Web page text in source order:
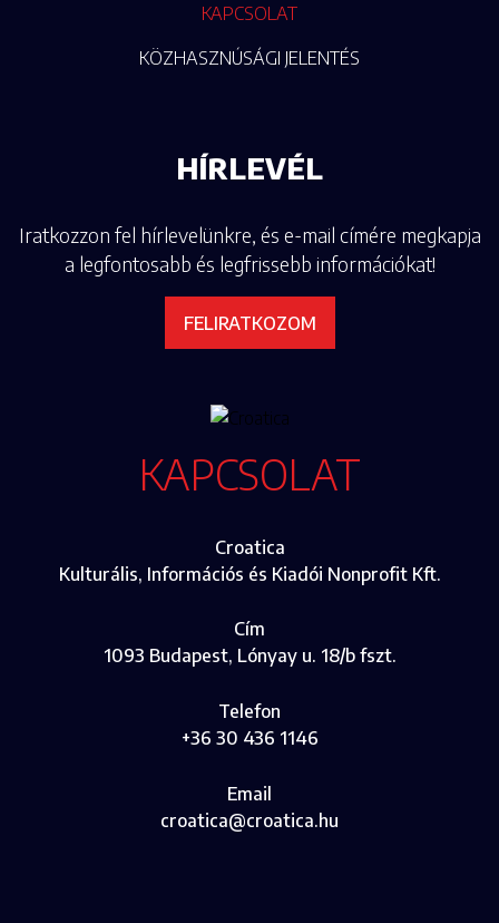
KAPCSOLAT
KÖZHASZNÚSÁGI JELENTÉS
HÍRLEVÉL
Iratkozzon fel hírlevelünkre, és e-mail címére megkapja
a legfontosabb és legfrissebb információkat!
FELIRATKOZOM
KAPCSOLAT
Croatica
Kulturális, Információs és Kiadói Nonprofit Kft.
Cím
1093 Budapest, Lónyay u. 18/b fszt.
Telefon
+36 30 436 1146
Email
croatica@croatica.hu